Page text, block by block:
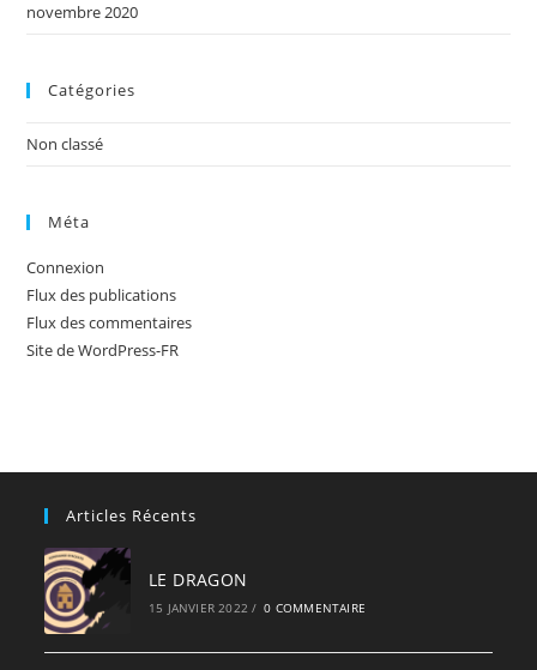
novembre 2020
Catégories
Non classé
Méta
Connexion
Flux des publications
Flux des commentaires
Site de WordPress-FR
Articles Récents
LE DRAGON
15 JANVIER 2022 / 0 COMMENTAIRE